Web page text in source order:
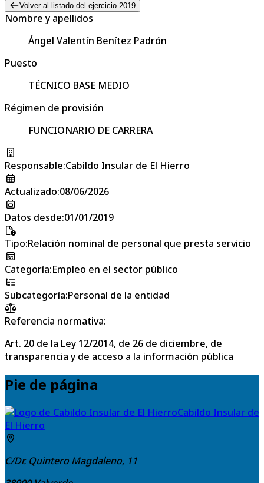
Volver al listado del ejercicio 2019
Nombre y apellidos
Ángel Valentín Benítez Padrón
Puesto
TÉCNICO BASE MEDIO
Régimen de provisión
FUNCIONARIO DE CARRERA
Responsable:Cabildo Insular de El Hierro
Actualizado:08/06/2026
Datos desde:01/01/2019
Tipo:Relación nominal de personal que presta servicio
Categoría:Empleo en el sector público
Subcategoría:Personal de la entidad
Referencia normativa:
Art. 20 de la Ley 12/2014, de 26 de diciembre, de
transparencia y de acceso a la información pública
Pie de página
Cabildo Insular de
El Hierro
C/Dr. Quintero Magdaleno, 11